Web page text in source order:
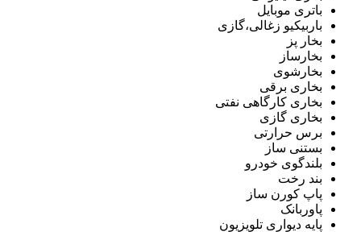
باتری موبایل
باربیکیو زغالی،گازی
بخار پز
بخارساز
بخارشوی
بخاری برقی
بخاری کارگاهی نفتی
بخاری گازی
برس حرارتی
بستنی ساز
بلندگوی خودرو
بند رخت
پاپ کورن ساز
پاوربانک
پایه دیواری تلویزیون